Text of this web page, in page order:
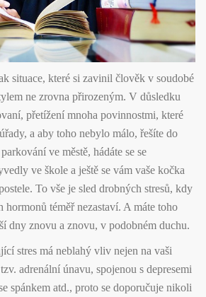
situace, které si zavinil člověk v soudobé
ne zrovna přirozeným. V důsledku
přetížení mnoha povinnostmi, které
a aby toho nebylo málo, řešíte do
ve městě, hádáte se se
ve škole a ještě se vám vaše kočka
To vše je sled drobných stresů, kdy
hormonů téměř nezastaví. A máte toho
dny znovu a znovu, v podobném duchu.
stres má neblahý vliv nejen na vaši
adrenální únavu, spojenou s depresemi
spánkem atd., proto se doporučuje nikoli